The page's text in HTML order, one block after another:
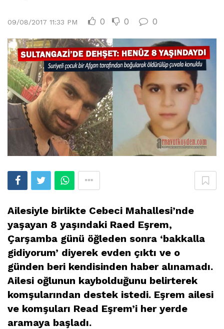
09/08/2017 11:33 PM 0 0 0
Ailesiyle birlikte Cebeci Mahallesi’nde
yaşayan 8 yaşındaki Raed Eşrem,
Çarşamba günü öğleden sonra ‘bakkalla
gidiyorum’ diyerek evden çıktı ve o
günden beri kendisinden haber alınamadı.
Ailesi oğlunun kaybolduğunu belirterek
komşularından destek istedi. Eşrem ailesi
ve komşuları Read Eşrem’i her yerde
aramaya başladı.